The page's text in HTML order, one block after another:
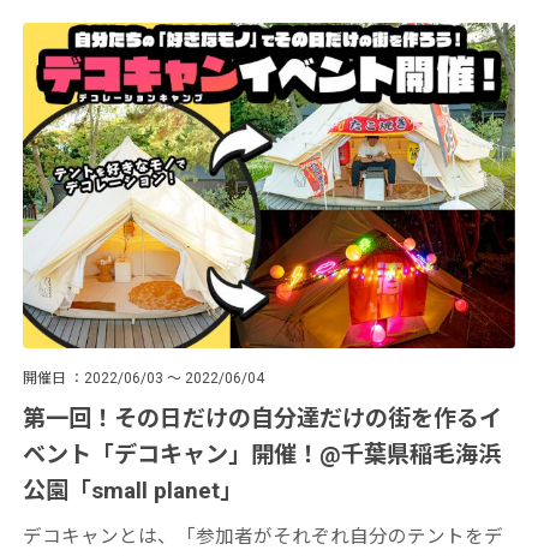
開催日 2022/06/03 ～ 2022/06/04
第一回！その日だけの自分達だけの街を作るイ
ベント「デコキャン」開催！@千葉県稲毛海浜
公園「small planet」
デコキャンとは、「参加者がそれぞれ自分のテントをデ